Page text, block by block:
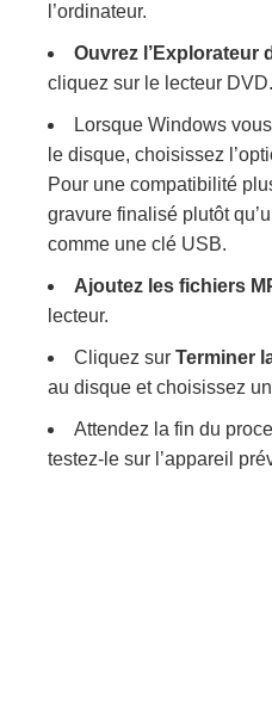
l’ordinateur.
Ouvrez l’Explorateur
cliquez sur le lecteur DVD.
Lorsque Windows
le disque, choisissez
Pour une compatibilité
gravure finalisé plutôt
comme une clé USB.
Ajoutez les fichiers
lecteur.
Cliquez sur Terminer
au disque et choisissez
Attendez la fin du
testez-le sur l’appareil